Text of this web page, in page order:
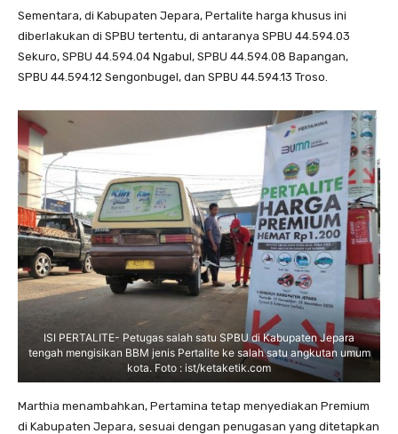
Sementara, di Kabupaten Jepara, Pertalite harga khusus ini
diberlakukan di SPBU tertentu, di antaranya SPBU 44.594.03
Sekuro, SPBU 44.594.04 Ngabul, SPBU 44.594.08 Bapangan,
SPBU 44.594.12 Sengonbugel, dan SPBU 44.594.13 Troso.
ISI PERTALITE- Petugas salah satu SPBU di Kabupaten Jepara
tengah mengisikan BBM jenis Pertalite ke salah satu angkutan umum
kota. Foto : ist/ketaketik.com
Marthia menambahkan, Pertamina tetap menyediakan Premium
di Kabupaten Jepara, sesuai dengan penugasan yang ditetapkan